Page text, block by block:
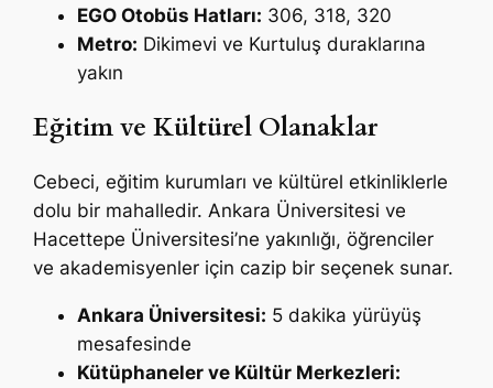
EGO Otobüs Hatları: 306, 318, 320
Metro: Dikimevi ve Kurtuluş duraklarına
yakın
Eğitim ve Kültürel Olanaklar
Cebeci, eğitim kurumları ve kültürel etkinliklerle
dolu bir mahalledir. Ankara Üniversitesi ve
Hacettepe Üniversitesi’ne yakınlığı, öğrenciler
ve akademisyenler için cazip bir seçenek sunar.
Ankara Üniversitesi: 5 dakika yürüyüş
mesafesinde
Kütüphaneler ve Kültür Merkezleri: